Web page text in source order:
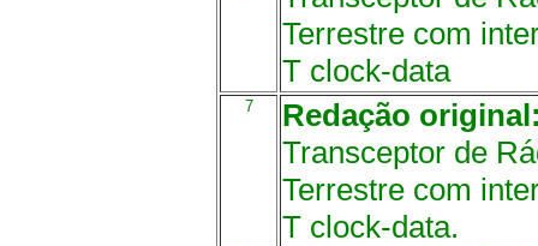
Terrestre com
T clock-data
7
Redação
Transceptor de
Terrestre com
T clock-data.